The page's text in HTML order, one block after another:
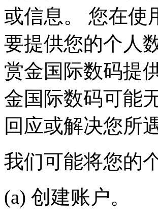
或信息。 您在使
要提供您的个人
赏金国际数码提供
金国际数码可能
回应或解决您所
我们可能将您的个
(a) 创建账户。